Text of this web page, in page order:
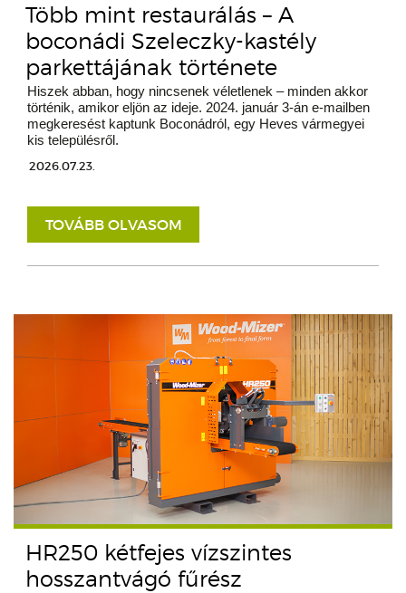
Több mint restaurálás – A
boconádi Szeleczky-kastély
parkettájának története
Hiszek abban, hogy nincsenek véletlenek – minden akkor
történik, amikor eljön az ideje. 2024. január 3-án e-mailben
megkeresést kaptunk Boconádról, egy Heves vármegyei
kis településről.
2026.07.23.
TOVÁBB OLVASOM
HR250 kétfejes vízszintes
hosszantvágó fűrész